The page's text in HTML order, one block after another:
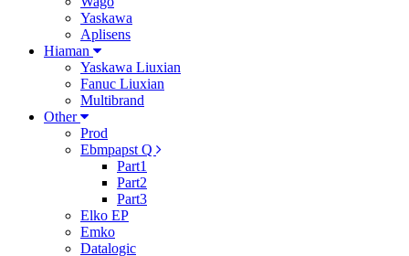
Yaskawa
Aplisens
Hiaman
Yaskawa Liuxian
Fanuc Liuxian
Multibrand
Other
Prod
Ebmpapst Q
Part1
Part2
Part3
Elko EP
Emko
Datalogic